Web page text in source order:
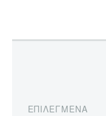
ΕΠΙΛΕΓΜΈΝΑ